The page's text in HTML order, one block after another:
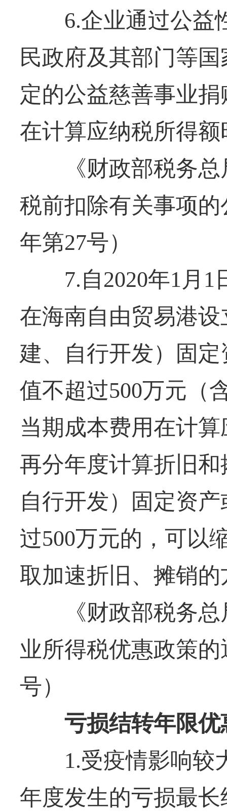
6.企业通过公益
民政府及其部门等
定的公益慈善事业
在计算应纳税所得
《财政部税务总
税前扣除有关事项
年第27号）
7.自2020年1月1
在海南自由贸易港
建、自行开发）固
值不超过500万元（
当期成本费用在计
再分年度计算折旧
自行开发）固定资
过500万元的，可以
取加速折旧、摊销的
《财政部税务总
业所得税优惠政策
号）
亏损结转年限优
1.受疫情影响较
年度发生的亏损最